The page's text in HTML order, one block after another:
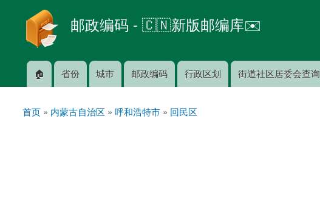
邮政编码 - 🇨🇳新版邮编库✉️
主菜单
🏠 省份 城市 邮政编码 行政区划 街道社区居委会查询
你在这里
首页 » 内蒙古自治区 » 呼和浩特市 » 回民区